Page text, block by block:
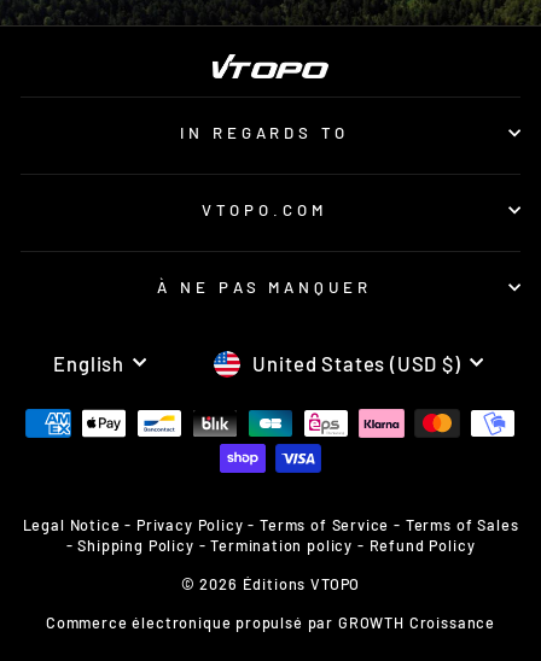
IN REGARDS TO
VTOPO.COM
À NE PAS MANQUER
LANGUAGE
English CURRENCY
United States (USD $)
Legal Notice - Privacy Policy -Terms of Service - Terms of Sales
-Shipping Policy -Termination policy - Refund Policy
© 2026 Éditions VTOPO
Commerce électronique propulsé par GROWTH Croissance